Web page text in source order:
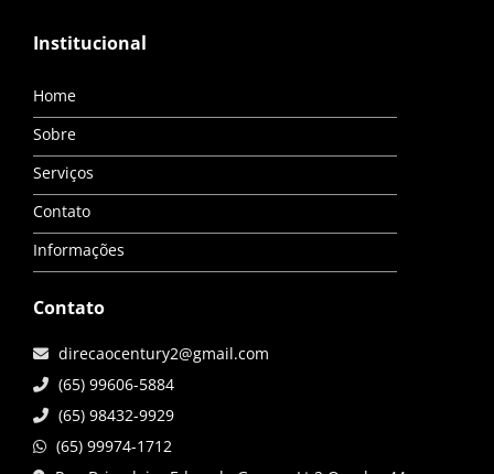
Institucional
Home
Sobre
Serviços
Contato
Informações
Contato
direcaocentury2@gmail.com
(65) 99606-5884
(65) 98432-9929
(65) 99974-1712